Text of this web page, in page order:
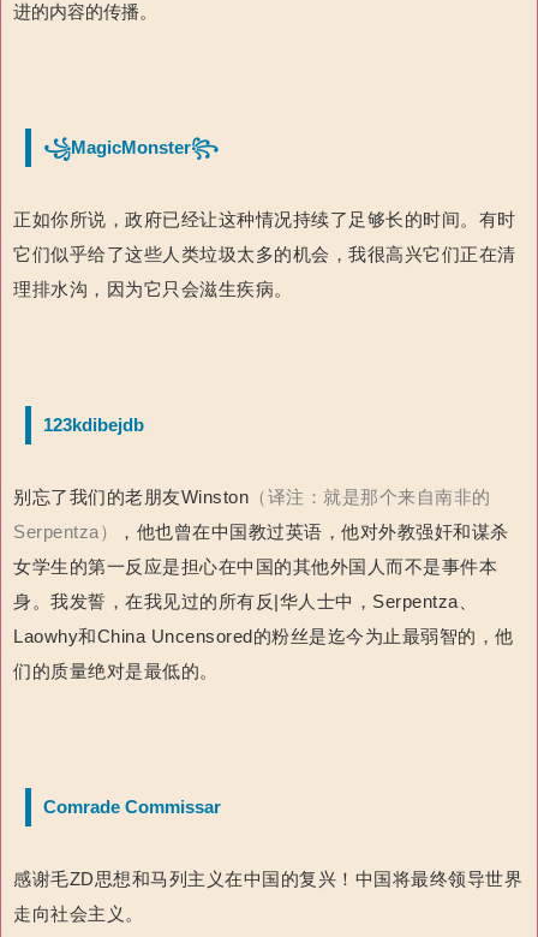
进的内容的传播。
꧁MagicMonster꧂
正如你所说，政府已经让这种情况持续了足够长的时间。有时
它们似乎给了这些人类垃圾太多的机会，我很高兴它们正在清
理排水沟，因为它只会滋生疾病。
123kdibejdb
别忘了我们的老朋友Winston （译注：就是那个来自南非的
Serpentza）
，他也曾在中国教过英语，他对外教强奸和谋杀
女学生的第一反应是担心在中国的其他外国人而不是事件本
身。我发誓，在我见过的所有反|华人士中，Serpentza、
Laowhy和China Uncensored的粉丝是迄今为止最弱智的，他
们的质量绝对是最低的。
Comrade Commissar
感谢毛ZD思想和马列主义在中国的复兴！中国将最终领导世界
走向社会主义。